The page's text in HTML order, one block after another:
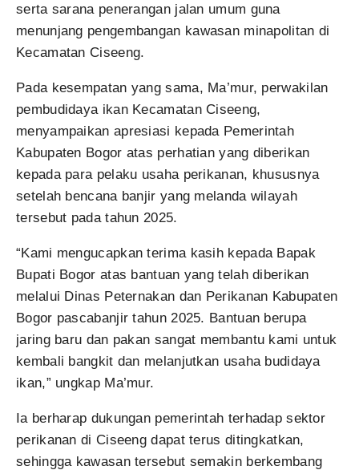
serta sarana penerangan jalan umum guna
menunjang pengembangan kawasan minapolitan di
Kecamatan Ciseeng.
Pada kesempatan yang sama, Ma’mur, perwakilan
pembudidaya ikan Kecamatan Ciseeng,
menyampaikan apresiasi kepada Pemerintah
Kabupaten Bogor atas perhatian yang diberikan
kepada para pelaku usaha perikanan, khususnya
setelah bencana banjir yang melanda wilayah
tersebut pada tahun 2025.
“Kami mengucapkan terima kasih kepada Bapak
Bupati Bogor atas bantuan yang telah diberikan
melalui Dinas Peternakan dan Perikanan Kabupaten
Bogor pascabanjir tahun 2025. Bantuan berupa
jaring baru dan pakan sangat membantu kami untuk
kembali bangkit dan melanjutkan usaha budidaya
ikan,” ungkap Ma’mur.
Ia berharap dukungan pemerintah terhadap sektor
perikanan di Ciseeng dapat terus ditingkatkan,
sehingga kawasan tersebut semakin berkembang